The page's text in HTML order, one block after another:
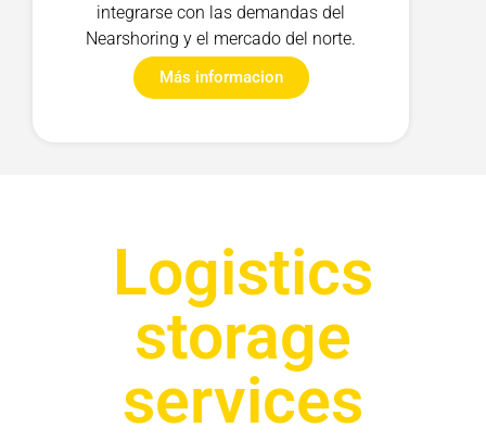
integrarse con las demandas del
Nearshoring y el mercado del norte.
Más informacion
Logistics
storage
services